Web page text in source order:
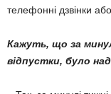
телефонні дзвінки
Кажуть, що за
відпустки, бу­ло